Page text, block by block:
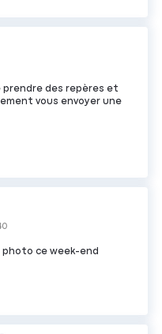
prendre des repères et
vous envoyer une
photo ce week-end